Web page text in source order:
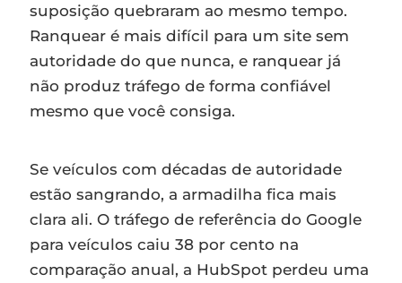
suposição quebraram ao mesmo tempo.
Ranquear é mais difícil para um site sem
autoridade do que nunca, e ranquear já
não produz tráfego de forma confiável
mesmo que você consiga.
Se veículos com décadas de autoridade
estão sangrando, a armadilha fica mais
clara ali. O tráfego de referência do Google
para veículos caiu 38 por cento na
comparação anual, a HubSpot perdeu uma